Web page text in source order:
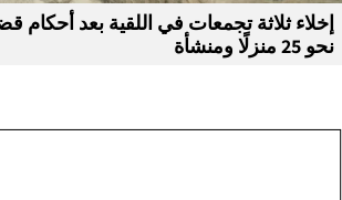
إخلاء ثلاثة تجمعات في اللقية بعد أحكام
نحو 25 منزلًا ومنشأة